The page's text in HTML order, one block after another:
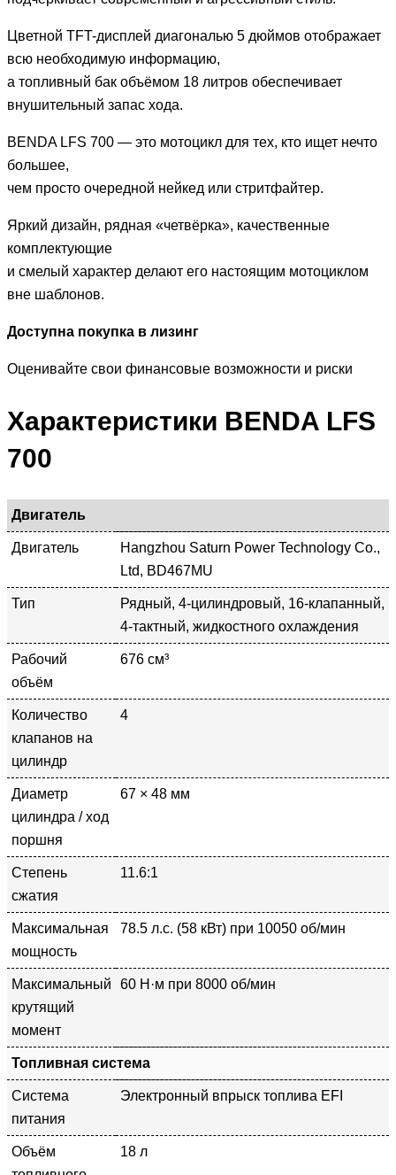
Цветной TFT-дисплей диагональю 5 дюймов отображает
всю необходимую информацию,
а топливный бак объёмом 18 литров обеспечивает
внушительный запас хода.
BENDA LFS 700 — это мотоцикл для тех, кто ищет нечто
большее,
чем просто очередной нейкед или стритфайтер.
Яркий дизайн, рядная «четвёрка», качественные
комплектующие
и смелый характер делают его настоящим мотоциклом
вне шаблонов.
Доступна покупка в лизинг
Оценивайте свои финансовые возможности и риски
Характеристики BENDA LFS
700
Двигатель
Двигатель
Hangzhou Saturn Power Technology Co.,
Ltd, BD467MU
Тип
Рядный, 4-цилиндровый, 16-клапанный,
4-тактный, жидкостного охлаждения
Рабочий
объём
676 см³
Количество
клапанов на
цилиндр
4
Диаметр
цилиндра / ход
поршня
67 × 48 мм
Степень
сжатия
11.6:1
Максимальная
мощность
78.5 л.с. (58 кВт) при 10050 об/мин
Максимальный
крутящий
момент
60 Н·м при 8000 об/мин
Топливная система
Система
питания
Электронный впрыск топлива EFI
Объём
18 л